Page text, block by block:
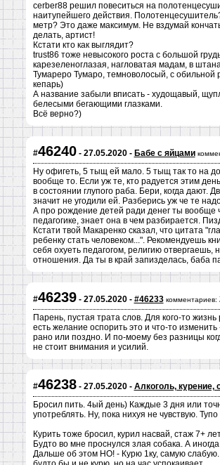
cerber88 решил повеситься на
наитупейшего действия.
метр? Это даже максимум. Не вздумай
делать, артист!
Кстати кто как выглядит?
trust86 тоже невысокого роста с большой
карезеленоглазая, нагловатая мадам, в
Тумареро Тумаро, темноволосый, с обильной
кепарь)
А название забыли вписать - худощавый,
белесыми бегающими глазками.
Всё верно?)
#46240- 27.05.2020 - Бабе с яйцами
Ну офигеть, 5 тыщ ей мало. 5 тыщ так то на
вообще то. Если уж те, кто радуется этим
в состоянии глупого раба. Бери, когда дают.
значит не угодили ей. Разберись уж че те
А про рождение детей ради денег ты вообще
педагогике, знает она в чем разбирается.
Кстати твой Макаренко сказал, что цитата
ребенку стать человеком...". Рекомендуешь
себя охуеть педагогом, религию
отношения. Да ты в край запизделась, баба
#46239- 27.05.2020 - #46233 комментариев:
Парень, пустая трата слов. Для кого-то
есть желание оспорить это и что-то
рано или поздно. И по-моему без разницы
не стоит внимания и усилий.
#46238- 27.05.2020 - Алкоголь, курение,
Бросил пить. 4ый день) Каждые 3 дня или
употреблять. Ну, пока нихуя не чувствую.
Курить тоже бросил, курил насвай, стаж 7+
Будто во мне проснулся злая собака. А
Дальше об этом НО! - Курю 1ку, самую слабую.